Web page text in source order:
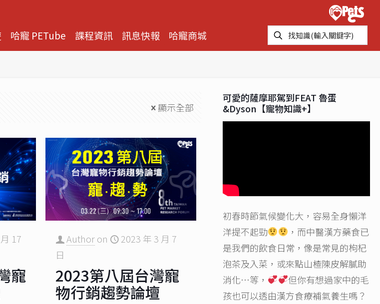
哈寵 PETube 課程資訊 訊息快報 哈寵商城
顯示全部
17
寵
Authoron
2023 年 3 月 7
日
2023第八屆台灣寵
物行銷趨勢論壇
可愛的薩摩耶駕到FEAT 魯蛋
&Dyson【寵物知識+】
初春時節氣候變化大，容易全身懶洋
洋提不起勁
，而中醫漢方藥食已
是我們的飲食日常，像是常見的枸杞
泡茶及入菜，或來點山楂陳皮解膩助
消化…等，
但你有想過家中的毛
孩也可以透由漢方食療補氣養生嗎？